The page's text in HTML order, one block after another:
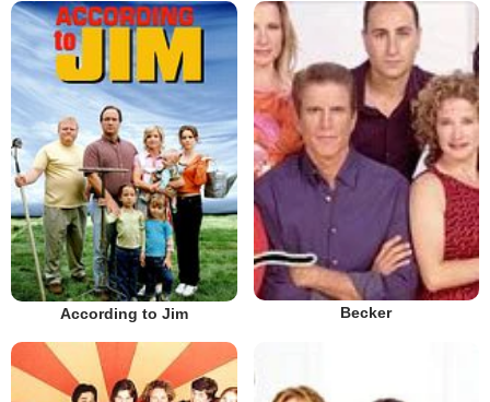
According to Jim Becker